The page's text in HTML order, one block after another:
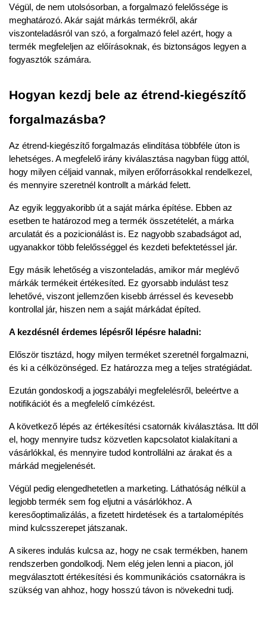
Végül, de nem utolsósorban, a forgalmazó felelőssége is
meghatározó. Akár saját márkás termékről, akár
viszonteladásról van szó, a forgalmazó felel azért, hogy a
termék megfeleljen az előírásoknak, és biztonságos legyen a
fogyasztók számára.
Hogyan kezdj bele az étrend-kiegészítő
forgalmazásba?
Az étrend-kiegészítő forgalmazás elindítása többféle úton is
lehetséges. A megfelelő irány kiválasztása nagyban függ attól,
hogy milyen céljaid vannak, milyen erőforrásokkal rendelkezel,
és mennyire szeretnél kontrollt a márkád felett.
Az egyik leggyakoribb út a saját márka építése. Ebben az
esetben te határozod meg a termék összetételét, a márka
arculatát és a pozicionálást is. Ez nagyobb szabadságot ad,
ugyanakkor több felelősséggel és kezdeti befektetéssel jár.
Egy másik lehetőség a viszonteladás, amikor már meglévő
márkák termékeit értékesíted. Ez gyorsabb indulást tesz
lehetővé, viszont jellemzően kisebb árréssel és kevesebb
kontrollal jár, hiszen nem a saját márkádat építed.
A kezdésnél érdemes lépésről lépésre haladni:
Először tisztázd, hogy milyen terméket szeretnél forgalmazni,
és ki a célközönséged. Ez határozza meg a teljes stratégiádat.
Ezután gondoskodj a jogszabályi megfelelésről, beleértve a
notifikációt és a megfelelő címkézést.
A következő lépés az értékesítési csatornák kiválasztása. Itt dől
el, hogy mennyire tudsz közvetlen kapcsolatot kialakítani a
vásárlókkal, és mennyire tudod kontrollálni az árakat és a
márkád megjelenését.
Végül pedig elengedhetetlen a marketing. Láthatóság nélkül a
legjobb termék sem fog eljutni a vásárlókhoz. A
keresőoptimalizálás, a fizetett hirdetések és a tartalomépítés
mind kulcsszerepet játszanak.
A sikeres indulás kulcsa az, hogy ne csak termékben, hanem
rendszerben gondolkodj. Nem elég jelen lenni a piacon, jól
megválasztott értékesítési és kommunikációs csatornákra is
szükség van ahhoz, hogy hosszú távon is növekedni tudj.